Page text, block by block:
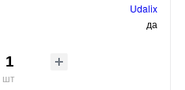
Udalix
да
шт